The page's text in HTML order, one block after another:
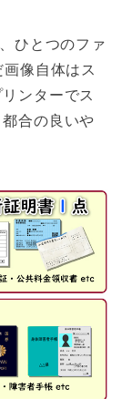
ひとつのファ
像自体はス
ンターでス
合の良いや